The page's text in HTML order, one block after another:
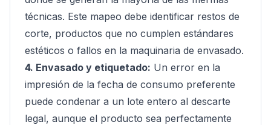
técnicas. Este mapeo debe identificar restos de
corte, productos que no cumplen estándares
estéticos o fallos en la maquinaria de envasado.
4. Envasado y etiquetado: Un error en la
impresión de la fecha de consumo preferente
puede condenar a un lote entero al descarte
legal, aunque el producto sea perfectamente